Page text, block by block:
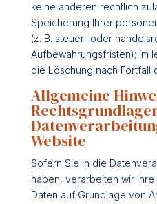
keine anderen rechtlich
Speicherung Ihrer
(z. B. steuer- oder
Aufbewahrungsfristen); im
die Löschung nach Fortfall
Allgemeine
Website
Sofern Sie in die
haben, verarbeiten wir
Daten auf Grundlage von